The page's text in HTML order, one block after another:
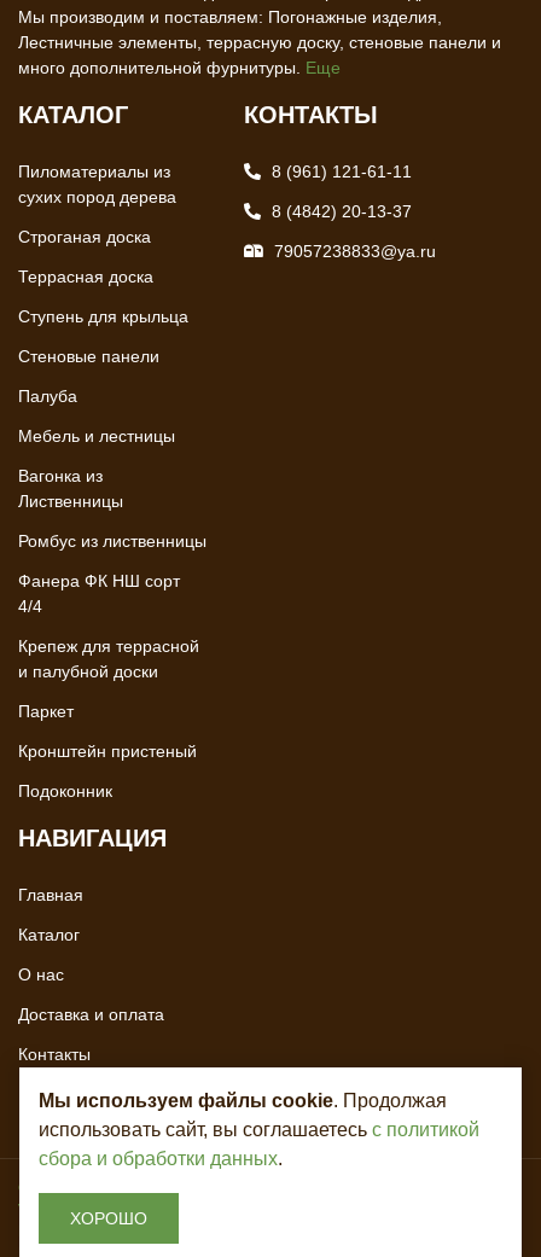
Мы производим и поставляем: Погонажные изделия,
Лестничные элементы, террасную доску, стеновые панели и
много дополнительной фурнитуры. Еще
КАТАЛОГ
Пиломатериалы из
сухих пород дерева
Строганая доска
Террасная доска
Ступень для крыльца
Стеновые панели
Палуба
Мебель и лестницы
Вагонка из
Лиственницы
Ромбус из лиственницы
Фанера ФК НШ сорт
4/4
Крепеж для террасной
и палубной доски
Паркет
Кронштейн пристеный
Подоконник
НАВИГАЦИЯ
Главная
Каталог
О нас
Доставка и оплата
Контакты
КОНТАКТЫ
8 (961) 121-61-11
8 (4842) 20-13-37
79057238833@ya.ru
Copyright © 2020 - 2026. Всё для лестниц. Разработка и продвижение -
Vegas Studio
Мы используем файлы cookie. Продолжая
использовать сайт, вы соглашаетесь с политикой
сбора и обработки данных.
ХОРОШО